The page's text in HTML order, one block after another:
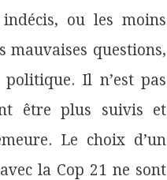
ou les moins
questions,
Il n’est pas
être plus suivis et
Le choix d’un
la Cop 21 ne sont